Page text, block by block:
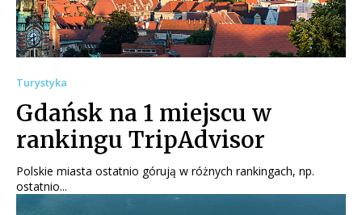
Turystyka
Gdańsk na 1 miejscu w
rankingu TripAdvisor
Polskie miasta ostatnio górują w różnych rankingach, np.
ostatnio...